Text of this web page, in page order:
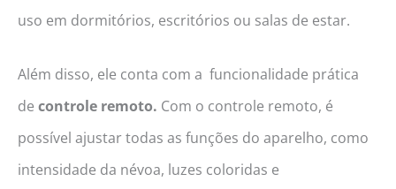
uso em dormitórios, escritórios ou salas de estar.
Além disso, ele conta com a funcionalidade prática
de controle remoto. Com o controle remoto, é
possível ajustar todas as funções do aparelho, como
intensidade da névoa, luzes coloridas e